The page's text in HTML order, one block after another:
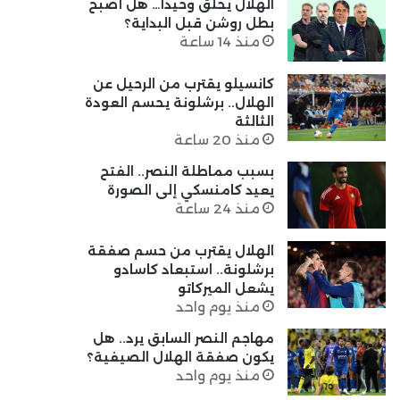
الهلال يحلق وحيدًا… هل أصبح
بطل روشن قبل البداية؟
منذ 14 ساعة
كانسيلو يقترب من الرحيل عن
الهلال.. برشلونة يحسم العودة
الثالثة
منذ 20 ساعة
بسبب مماطلة النصر.. الفتح
يعيد كامنسكي إلى الصورة
منذ 24 ساعة
الهلال يقترب من حسم صفقة
برشلونة.. استبعاد كاسادو
يشعل الميركاتو
منذ يوم واحد
مهاجم النصر السابق يرد.. هل
يكون صفقة الهلال الصيفية؟
منذ يوم واحد